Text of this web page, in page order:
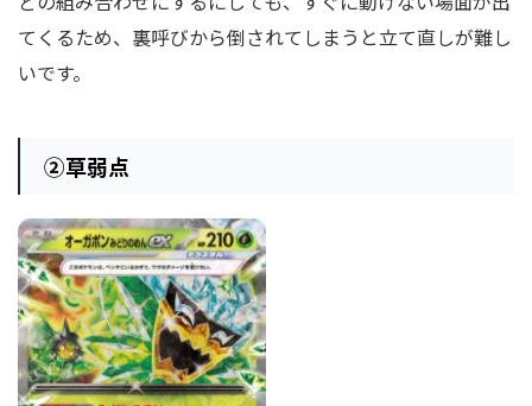
てくるため、裏呼びから倒されてしまうと立て直しが難し
いです。
②草弱点